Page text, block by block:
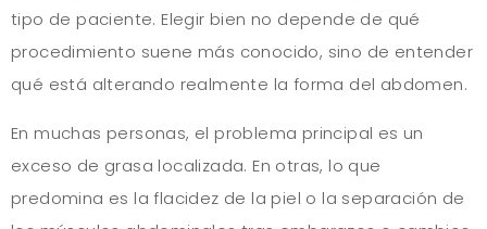
tipo de paciente. Elegir bien no depende de qué
procedimiento suene más conocido, sino de entender
qué está alterando realmente la forma del abdomen.
En muchas personas, el problema principal es un
exceso de grasa localizada. En otras, lo que
predomina es la flacidez de la piel o la separación de